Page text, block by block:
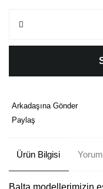
Arkadaşına Gönder
Paylaş
Ürün Bilgisi